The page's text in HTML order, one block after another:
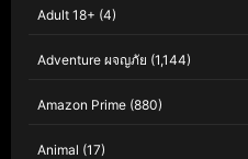
Adult 18+ (4)
Adventure ผจญภัย (1,144)
Amazon Prime (880)
Animal (17)